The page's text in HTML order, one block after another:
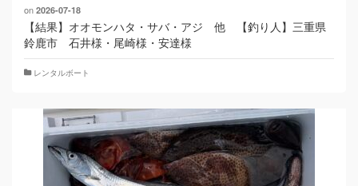
on 2026-07-18
【結果】オオモンハタ・サバ・アジ 他 【釣り人】三重県
鈴鹿市 石井様・尾崎様・安達様
レンタルボート